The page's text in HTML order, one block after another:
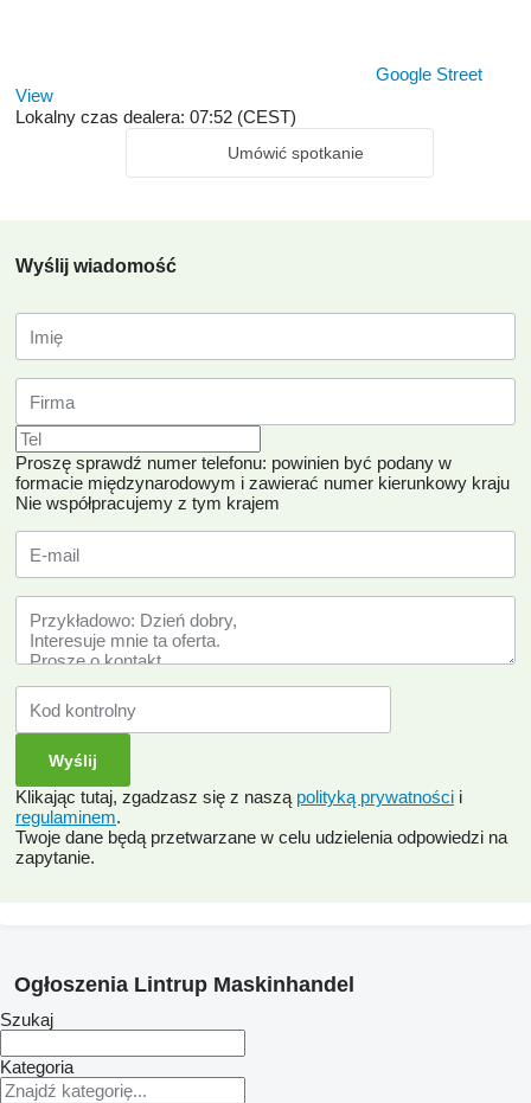
Google Street
View
Lokalny czas dealera: 07:52 (CEST)
Umówić spotkanie
Wyślij wiadomość
Proszę sprawdź numer telefonu: powinien być podany w
formacie międzynarodowym i zawierać numer kierunkowy kraju
Nie współpracujemy z tym krajem
Klikając tutaj, zgadzasz się z naszą polityką prywatności i
regulaminem.
Twoje dane będą przetwarzane w celu udzielenia odpowiedzi na
zapytanie.
Ogłoszenia Lintrup Maskinhandel
Szukaj
Kategoria